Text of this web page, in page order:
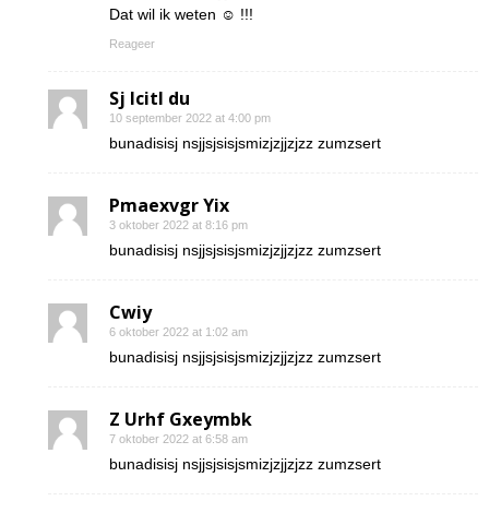
Dat wil ik weten ☺ !!!
Reageer
Sj Icitl du
10 september 2022 at 4:00 pm
bunadisisj nsjjsjsisjsmizjzjjzjzz zumzsert
Pmaexvgr Yix
3 oktober 2022 at 8:16 pm
bunadisisj nsjjsjsisjsmizjzjjzjzz zumzsert
Cwiy
6 oktober 2022 at 1:02 am
bunadisisj nsjjsjsisjsmizjzjjzjzz zumzsert
Z Urhf Gxeymbk
7 oktober 2022 at 6:58 am
bunadisisj nsjjsjsisjsmizjzjjzjzz zumzsert